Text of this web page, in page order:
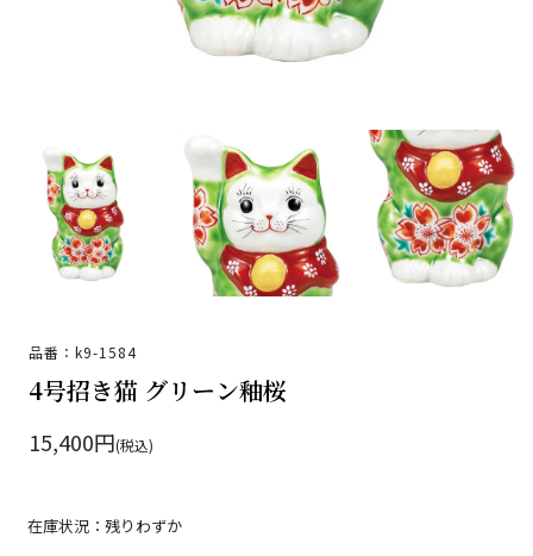
品番：k9-1584
4号招き猫 グリーン釉桜
15,400円(税込)
在庫状況：残りわずか